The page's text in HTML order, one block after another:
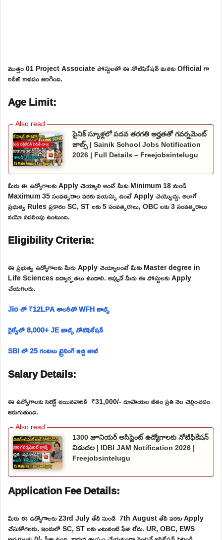
మొత్తం 01 Project Associate పోస్టులతో ఈ నోటిఫికేషన్ మనకు Official గా
రిలీజ్ కావడం జరిగింది.
Age Limit:
సైనిక్ స్కూళ్లలో పదవ తరగతి అర్హతతో గవర్నమెంట్
జాబ్స్ | Sainik School Jobs Notification
2026 | Full Details – Freejobsintelugu
మీరు ఈ ఉద్యోగాలకు Apply చెయ్యాలి అంటే మీకు Minimum 18 నుండి
Maximum 35 సంవత్సరాల వరకు వయస్సు ఉంటే Apply చెయ్యొచ్చు. అలాగే
ప్రభుత్వ Rules ప్రకారం SC, ST లకు 5 సంవత్సరాలు, OBC లకు 3 సంవత్సరాలు
వయో సడలింపు ఉంటుంది.
Eligibility Criteria:
ఈ ప్రభుత్వ ఉద్యోగాలకు మీరు Apply చెయ్యాలంటే మీకు Master degree in
Life Sciences విద్యార్హతలు ఉండాలి. అప్పుడే మీరు ఈ పోస్టులకు Apply
చేయగలరు.
Jio లో ₹12LPA శాలరీతో WFH జాబ్స్
రైల్వేలో 8,000+ JE జాబ్స్ నోటిఫికేషన్
SBI లో 25 గంటలు ట్రైనింగ్ ఇచ్చి జాబ్
Salary Details:
ఈ ఉద్యోగాలకు సెలెక్ట్ అయినవారికి ₹31,000/- రూపాయల జీతం ప్రతి నెల చెల్లించడం
జరుగుతుంది.
1300 జూనియర్ అసిస్టెంట్ ఉద్యోగాలకు నోటిఫికేషన్
విడుదల | IDBI JAM Notification 2026 |
Freejobsintelugu
Application Fee Details:
మీరు ఈ ఉద్యోగాలకు 23rd July తేదీ నుండి 7th August తేదీ వరకు Apply
చేసుకోగలరు. ఇందులో SC, ST లకు ఎటువంటి ఫీజు లేదు. UR, OBC, EWS